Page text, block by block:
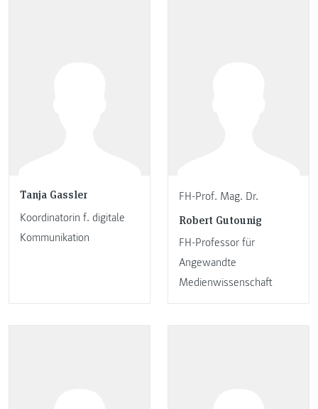
Tanja Gassler
Koordinatorin f. digitale
Kommunikation
FH-Prof. Mag. Dr.
Robert Gutounig
FH-Professor für
Angewandte
Medienwissenschaft